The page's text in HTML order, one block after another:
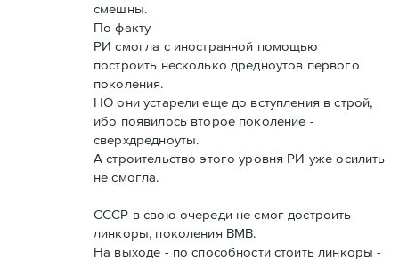
смешны.
По факту
РИ смогла с иностранной помощью
построить несколько дредноутов первого
поколения.
НО они устарели еще до вступления в строй,
ибо появилось второе поколение -
сверхдредноуты.
А строительство этого уровня РИ уже осилить
не смогла.
СССР в свою очереди не смог достроить
линкоры, поколения ВМВ.
На выходе - по способности стоить линкоры -